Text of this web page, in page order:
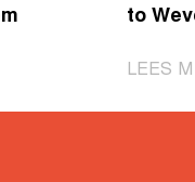
to
LEES